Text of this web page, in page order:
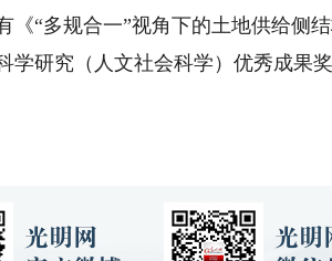
“多规合一”视角下的土地供给侧
研究（人文社会科学）优秀成果